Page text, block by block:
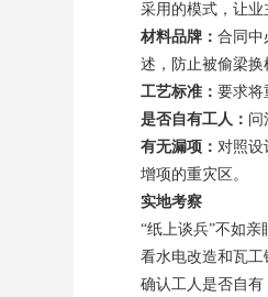
采用的模式，让业
材料品牌： 合同中
述，防止被偷梁换
工艺标准： 要求将
是否自有工人： 问
有无漏项： 对照设
增项的重灾区。
实地考察
“纸上谈兵”不如亲
看水电改造和瓦工
确认工人是否自有